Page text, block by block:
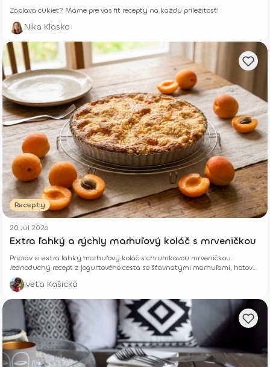
Záplava cukiet? Máme pre vás fit recepty na každú príležitosť!
Nika Klasko
Recepty
20 Júl 2026
Extra ľahký a rýchly marhuľový koláč s mrveničkou
Priprav si extra ľahký marhuľový koláč s chrumkavou mrveničkou.
Jednoduchý recept z jogurtového cesta so šťavnatými marhuľami, hotový
z pár surovín.
Iveta Kašická